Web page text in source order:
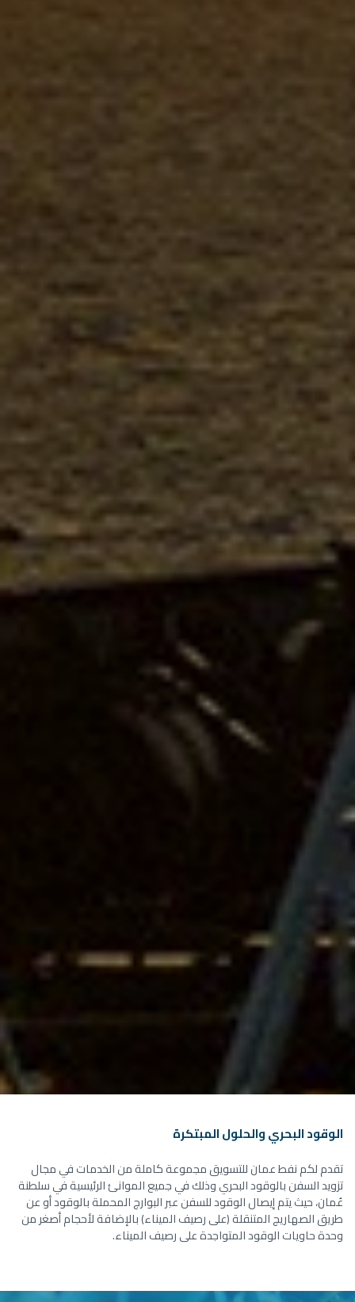
الوقود البحري والحلول المبتكرة
تقدم لكم نفط عمان للتسويق مجموعة كاملة من الخدمات في مجال
تزويد السفن بالوقود البحري وذلك في جميع الموانئ الرئيسية في سلطنة
عُمان، حيث يتم إيصال الوقود للسفن عبر البوارج المحملة بالوقود أو عن
طريق الصهاريج المتنقلة (على رصيف الميناء) بالإضافة لأحجام أصغر من
وحدة حاويات الوقود المتواجدة على رصيف الميناء.